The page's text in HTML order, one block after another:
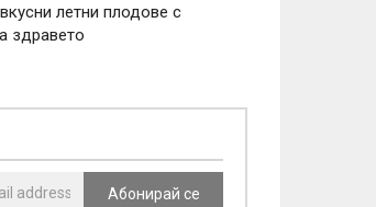
летни плодове с
здравето
Абонирай се